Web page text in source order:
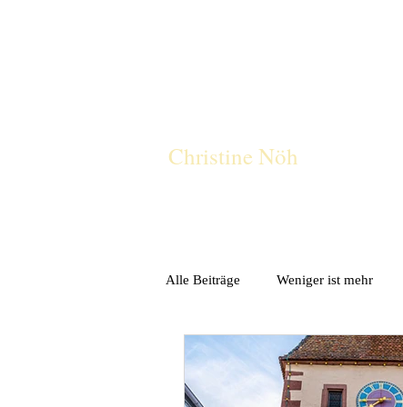
Christine Nöh
Alle Beiträge Weniger ist mehr